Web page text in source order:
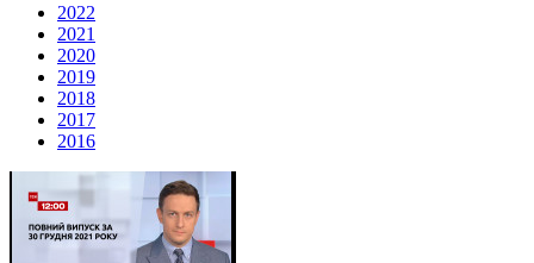
2022
2021
2020
2019
2018
2017
2016